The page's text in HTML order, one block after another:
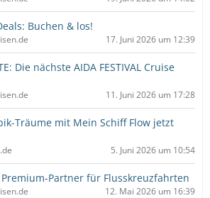
Buchen & los!
17. Juni 2026 um 12:39
Die nächste AIDA FESTIVAL Cruise
11. Juni 2026 um 17:28
Träume mit Mein Schiff Flow jetzt
5. Juni 2026 um 10:54
Premium-Partner für Flusskreuzfahrten
12. Mai 2026 um 16:39